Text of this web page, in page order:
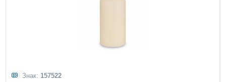
Знак: 157522